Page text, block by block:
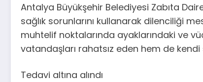
Antalya Büyükşehir Belediyesi Zabıta
sağlık sorunlarını kullanarak dilenciliği
muhtelif noktalarında ayaklarındaki ve
vatandaşları rahatsız eden hem de
Tedavi altına alındı